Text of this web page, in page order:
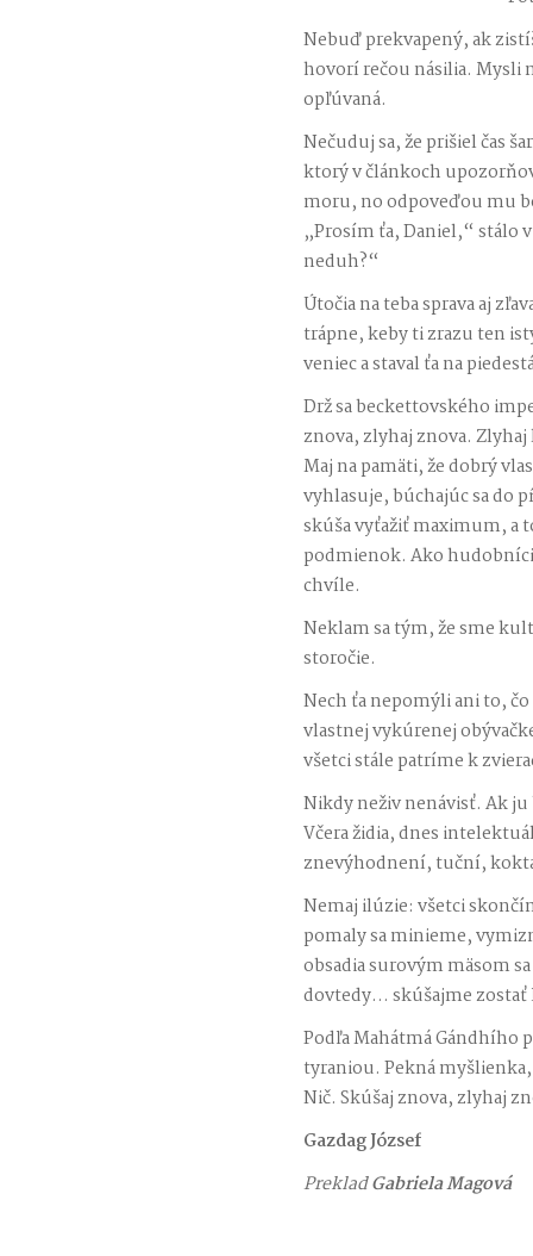
Nebuď prekvapený, ak
hovorí rečou násilia. Mysli
opľúvaná.
Nečuduj sa, že prišiel čas
ktorý v článkoch
moru, no odpoveďou mu
„Prosím ťa, Daniel,“ stálo
neduh?“
Útočia na teba sprava aj
trápne, keby ti zrazu ten
veniec a staval ťa na
Drž sa beckettovského
znova, zlyhaj znova.
Maj na pamäti, že dobrý
vyhlasuje, búchajúc sa do
skúša vyťažiť maximum, a
podmienok. Ako
chvíle.
Neklam sa tým, že sme
storočie.
Nech ťa nepomýli ani to,
vlastnej vykúrenej
všetci stále patríme k
Nikdy neživ nenávisť. Ak
Včera židia, dnes
znevýhodnení, tuční,
Nemaj ilúzie: všetci
pomaly sa minieme,
obsadia surovým mäsom
dovtedy… skúšajme zostať
Podľa Mahátmá Gándhího
tyraniou. Pekná
Nič. Skúšaj znova, zlyhaj
Gazdag József
PrekladGabriela Magová